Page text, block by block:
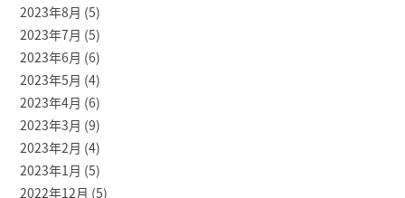
2023年8月 (5)
2023年7月 (5)
2023年6月 (6)
2023年5月 (4)
2023年4月 (6)
2023年3月 (9)
2023年2月 (4)
2023年1月 (5)
2022年12月 (5)